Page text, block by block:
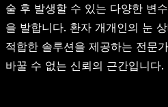
술 후 발생할 수 있는 다양한 변
을 발합니다. 환자 개개인의 눈
적합한 솔루션을 제공하는 전문
바꿀 수 없는 신뢰의 근간입니다.